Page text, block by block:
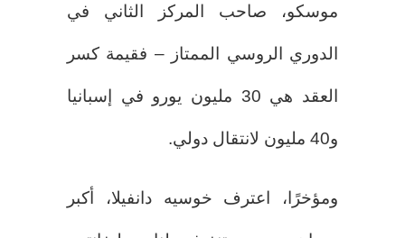
موسكو، صاحب المركز الثاني في
الدوري الروسي الممتاز – فقيمة كسر
العقد هي 30 مليون يورو في إسبانيا
و40 مليون لانتقال دولي.
ومؤخرًا، اعترف خوسيه دانفيلا، أكبر